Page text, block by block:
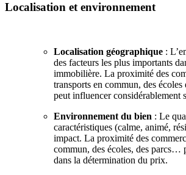
Localisation et environnement
Localisation géographique :
des facteurs les plus importants
immobilière. La proximité des
transports en commun, des écoles
peut influencer considérablement
Environnement du bien : Le
caractéristiques (calme, animé,
impact. La proximité des
commun, des écoles, des parcs…
dans la détermination du prix.